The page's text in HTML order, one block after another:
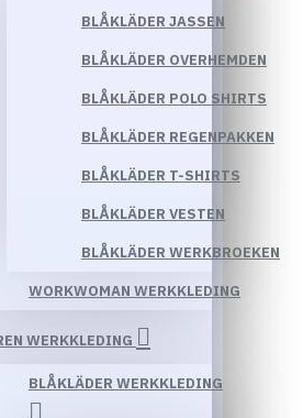
BLÅKLÄDER JASSEN
BLÅKLÄDER OVERHEMDEN
BLÅKLÄDER POLO SHIRTS
BLÅKLÄDER REGENPAKKEN
BLÅKLÄDER T-SHIRTS
BLÅKLÄDER VESTEN
BLÅKLÄDER WERKBROEKEN
WORKWOMAN WERKKLEDING
WERKKLEDING
BLÅKLÄDER WERKKLEDING